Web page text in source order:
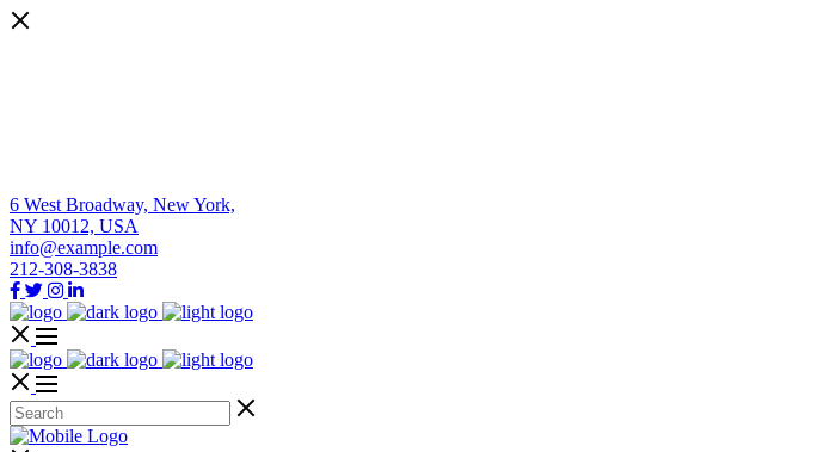
6 West Broadway, New York,
NY 10012, USA
info@example.com
212-308-3838